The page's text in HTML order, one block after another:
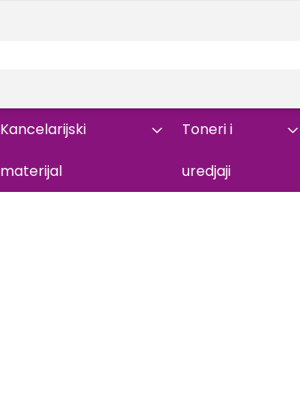
Kancelarijski
materijal
Toneri i
uredjaji